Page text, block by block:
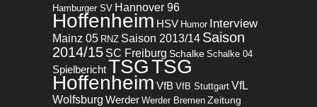
Hamburger SV Hannover 96
Hoffenheim HSV Humor Interview
Mainz 05 RNZ Saison 2013/14 Saison
2014/15 SC Freiburg Schalke Schalke 04
SpielberichtTSGTSG
Hoffenheim VfB VfB Stuttgart VfL
Wolfsburg Werder Werder Bremen Zeitung